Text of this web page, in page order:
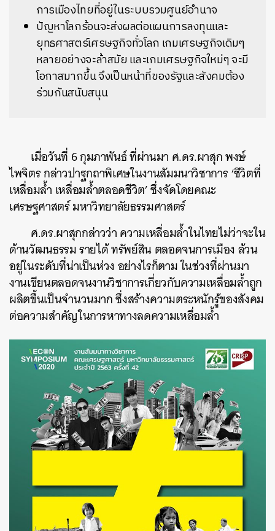
การเมืองไทยที่อยู่ในระบบรวมศูนย์อำนาจ
ปัญหาโลกร้อนจะส่งผลต่อแผนการลงทุนและ
ยุทธศาสตร์เศรษฐกิจทั่วโลก เกมเศรษฐกิจเดิมๆ
หลายอย่างจะล้าสมัย และเกมเศรษฐกิจใหม่ๆ จะมี
โอกาสมากขึ้น จึงเป็นหน้าที่ของรัฐและสังคมต้อง
ร่วมกันสนับสนุน
เมื่อวันที่ 6 กุมภาพันธ์ ที่ผ่านมา ศ.ดร.ผาสุก พงษ์
ไพจิตร กล่าวปาฐกถาพิเศษในงานสัมมนาวิชาการ ‘ชีวิตที่
เหลื่อมล้ำ เหลื่อมล้ำตลอดชีวิต’ ซึ่งจัดโดยคณะ
เศรษฐศาสตร์ มหาวิทยาลัยธรรมศาสตร์
ศ.ดร.ผาสุกกล่าวว่า ความเหลื่อมล้ำในไทยไม่ว่าจะใน
ด้านวัฒนธรรม รายได้ ทรัพย์สิน ตลอดจนการเมือง ล้วน
อยู่ในระดับที่น่าเป็นห่วง อย่างไรก็ตาม ในช่วงที่ผ่านมา
งานเขียนตลอดจนงานวิชาการเกี่ยวกับความเหลื่อมล้ำถูก
ผลิตขึ้นเป็นจำนวนมาก ซึ่งสร้างความตระหนักรู้ของสังคม
ต่อความสำคัญในการหาทางลดความเหลื่อมล้ำ